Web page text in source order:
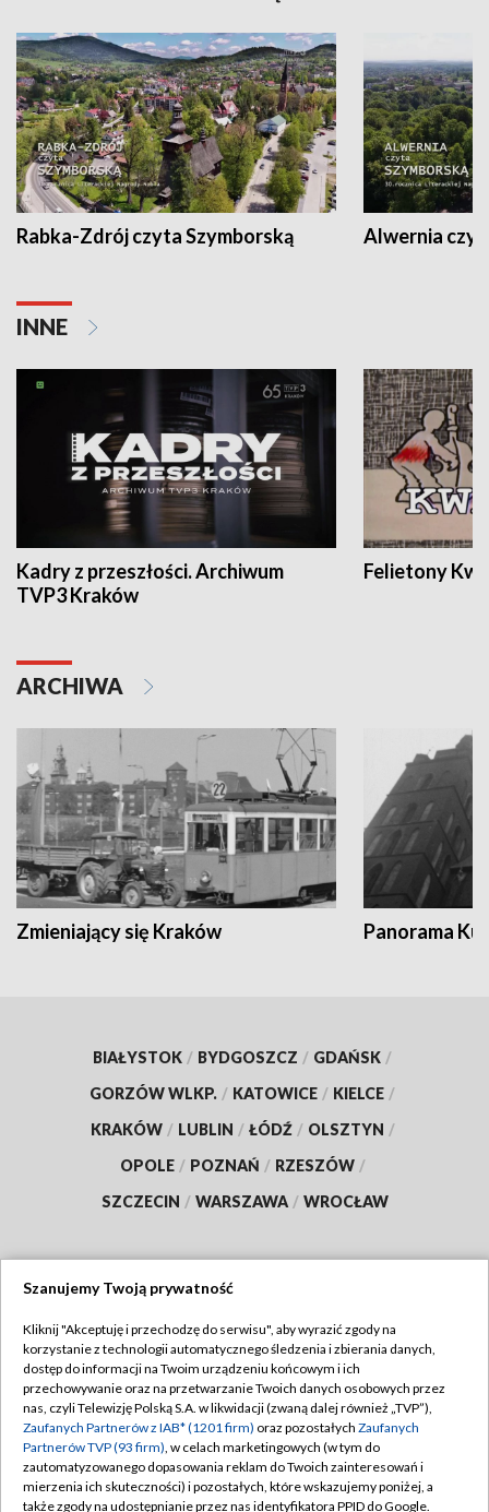
Rabka-Zdrój czyta Szymborską Alwernia
INNE
Kadry z przeszłości. Archiwum
TVP3 Kraków
Felietony
ARCHIWA
Zmieniający się Kraków Panorama
BIAŁYSTOK / BYDGOSZCZ / GDAŃSK /
GORZÓW WLKP. / KATOWICE / KIELCE /
KRAKÓW / LUBLIN / ŁÓDŹ / OLSZTYN /
OPOLE / POZNAŃ / RZESZÓW /
SZCZECIN / WARSZAWA / WROCŁAW
TVP
Abonament TVP
Emisja w TVP
Centrum informacji TVP
Naziemna Telewizja Cyfrowa
Regulamin TVP
Polityka prywatności
Moje zgody
Pomoc
Szanujemy Twoją prywatność
Kliknij "Akceptuję i przechodzę do serwisu", aby wyrazić zgody na
korzystanie z technologii automatycznego śledzenia i zbierania danych,
dostęp do informacji na Twoim urządzeniu końcowym i ich
przechowywanie oraz na przetwarzanie Twoich danych osobowych przez
nas, czyli Telewizję Polską S.A. w likwidacji (zwaną dalej również „TVP”),
Zaufanych Partnerów z IAB* (1201 firm) oraz pozostałych Zaufanych
Partnerów TVP (93 firm), w celach marketingowych (w tym do
zautomatyzowanego dopasowania reklam do Twoich zainteresowań i
mierzenia ich skuteczności) i pozostałych, które wskazujemy poniżej, a
także zgody na udostępnianie przez nas identyfikatora PPID do Google.